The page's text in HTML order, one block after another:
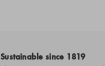
Sustainable since 1819